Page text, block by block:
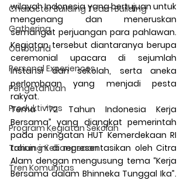
Character Building Team Building
Gathering
Outbound
Personal Experiences
Pengetahuan
Produktivitas
Program Kegiatan Sekolah
Training Kebangsaan
Tren Komunitas
wilayah Indonesia yang bertujuan untuk
mengenang dan meneruskan
semangat perjuangan para pahlawan.
Kegiatan tersebut diantaranya berupa
ceremonial upacara di sejumlah
instansi dan sekolah, serta aneka
perlombaan yang menjadi pesta
rakyat.
Tema “72 Tahun Indonesia Kerja
Bersama” yang diangkat pemerintah
pada peringatan HUT Kemerdekaan RI
tahun ini di representasikan oleh Citra
Alam dengan mengusung tema “Kerja
Bersama dalam Bhinneka Tunggal Ika”.